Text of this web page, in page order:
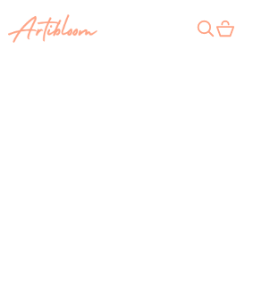
Artibloom
öffnen Suche